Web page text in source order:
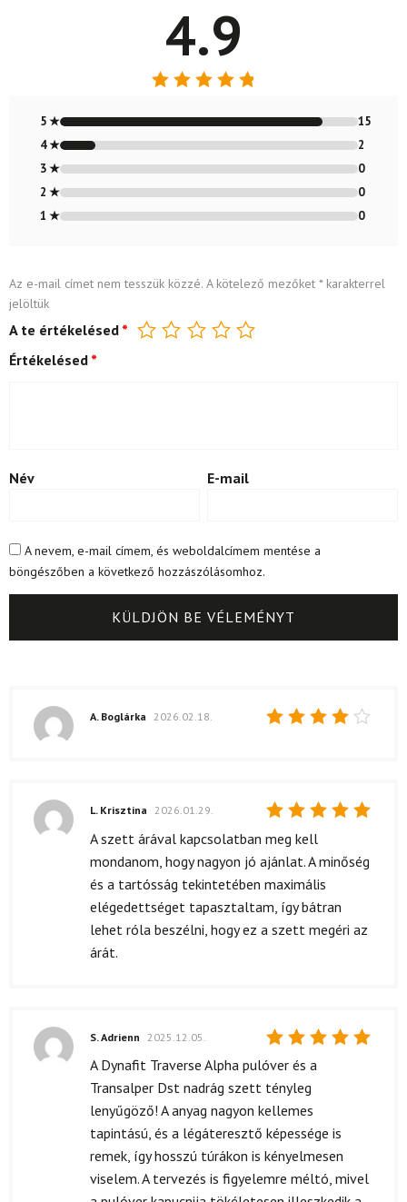
4.9
4.88/ 5
5 ★
15
4 ★
2
3 ★
0
2 ★
0
1 ★
0
Az e-mail címet nem tesszük közzé. A kötelező mezőket *karakterrel
jelöltük
A te értékelésed *
Értékelésed *
Név E-mail
A nevem, e-mail címem, és weboldalcímem mentése a
böngészőben a következő hozzászólásomhoz.
A. Boglárka 2026.02.18.
Értékelés:
/ 5
L. Krisztina 2026.01.29.
A szett árával kapcsolatban meg kell
mondanom, hogy nagyon jó ajánlat. A minőség
és a tartósság tekintetében maximális
elégedettséget tapasztaltam, így bátran
lehet róla beszélni, hogy ez a szett megéri az
árát.
Értékelés:
S. Adrienn 2025.12.05.
A Dynafit Traverse Alpha pulóver és a
Transalper Dst nadrág szett tényleg
lenyűgöző! A anyag nagyon kellemes
tapintású, és a légáteresztő képessége is
remek, így hosszú túrákon is kényelmesen
viselem. A tervezés is figyelemre méltó, mivel